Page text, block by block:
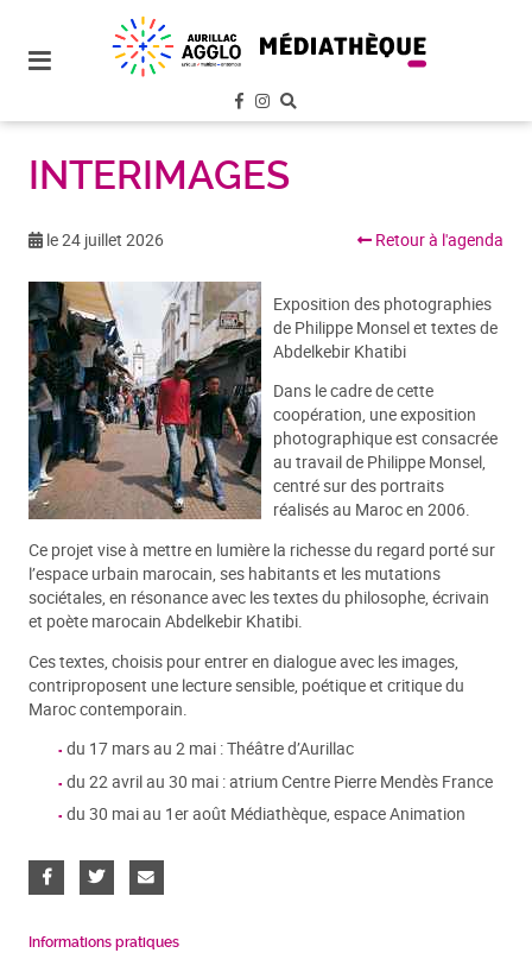
site
INTERIMAGES
le 24 juillet 2026 Retour à l'agenda
Exposition des photographies
de Philippe Monsel et textes de
Abdelkebir Khatibi
Dans le cadre de cette
coopération, une exposition
photographique est consacrée
au travail de Philippe Monsel,
centré sur des portraits
réalisés au Maroc en 2006.
Ce projet vise à mettre en lumière la richesse du regard porté sur
l’espace urbain marocain, ses habitants et les mutations
sociétales, en résonance avec les textes du philosophe, écrivain
et poète marocain Abdelkebir Khatibi.
Ces textes, choisis pour entrer en dialogue avec les images,
contriproposent une lecture sensible, poétique et critique du
Maroc contemporain.
du 17 mars au 2 mai : Théâtre d’Aurillac
du 22 avril au 30 mai : atrium Centre Pierre Mendès France
du 30 mai au 1er août Médiathèque, espace Animation
Informations pratiques